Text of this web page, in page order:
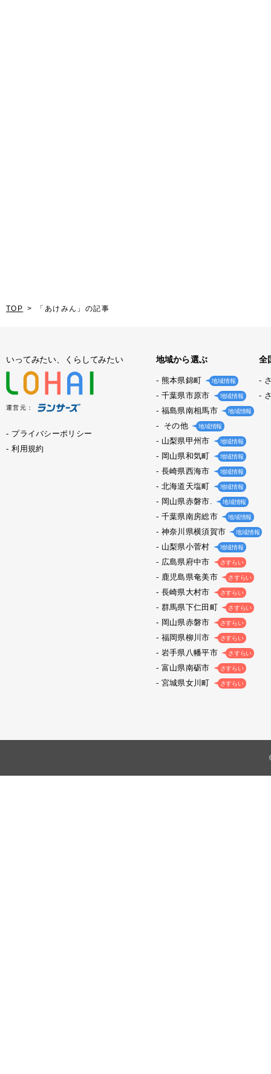
TOP 「あけみん」の記事
いってみたい、くらしてみたい
運営元：
プライバシーポリシー
利用規約
地域から選ぶ
熊本県錦町 地域情報
千葉県市原市 地域情報
福島県南相馬市 地域情報
その他 地域情報
山梨県甲州市 地域情報
岡山県和気町 地域情報
長崎県西海市 地域情報
北海道天塩町 地域情報
岡山県赤磐市. 地域情報
千葉県南房総市 地域情報
神奈川県横須賀市 地域情報
山梨県小菅村 地域情報
広島県府中市 さすらい
鹿児島県奄美市 さすらい
長崎県大村市 さすらい
群馬県下仁田町 さすらい
岡山県赤磐市 さすらい
福岡県柳川市 さすらい
岩手県八幡平市 さすらい
富山県南砺市 さすらい
宮城県女川町 さすらい
全